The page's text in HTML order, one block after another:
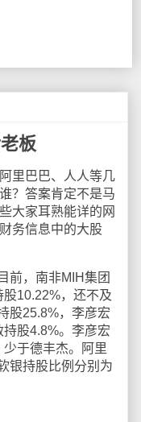
板
里巴巴、人人等几
？答案肯定不是马
大家耳熟能详的网
务信息中的大股
，南非MIH集团
10.22%，还不及
股25.8%，李彦宏
股4.8%。李彦宏
于德丰杰。阿里
银持股比例分别为